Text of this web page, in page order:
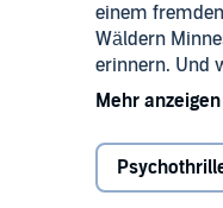
einem
Wäldern
erinnern. Und
er auf
©2015 Diana